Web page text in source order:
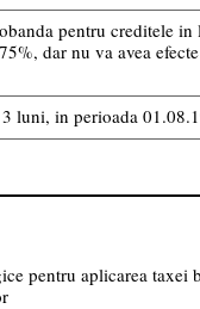
pentru creditele in
dar nu va avea
luni, in perioada
pentru aplicarea taxei